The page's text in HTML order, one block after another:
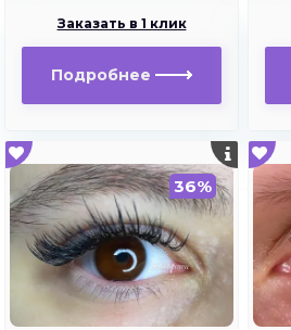
Заказать в 1 клик
Подробнее
36%